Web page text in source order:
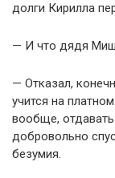
долги Кирилла
— И что дядя
— Отказал,
учится на
вообще,
добровольно
безумия.